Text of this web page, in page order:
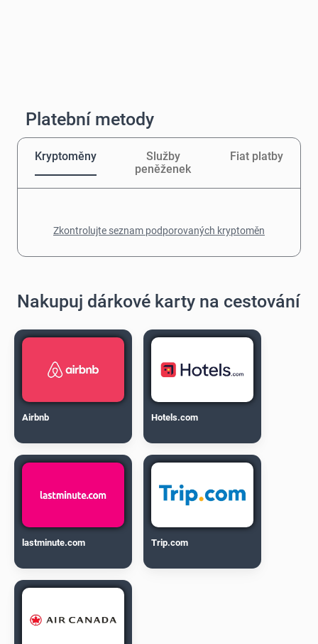
Platební metody
Kryptoměny
Služby
peněženek
Fiat platby
Zkontrolujte seznam podporovaných kryptoměn
Nakupuj dárkové karty na cestování
Airbnb Hotels.com
lastminute.com Trip.com